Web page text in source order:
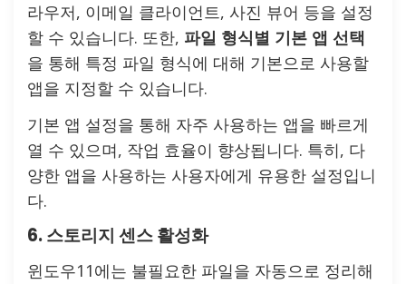
라우저, 이메일 클라이언트, 사진 뷰어 등을 설정
할 수 있습니다. 또한, 파일 형식별 기본 앱 선택
을 통해 특정 파일 형식에 대해 기본으로 사용할
앱을 지정할 수 있습니다.
기본 앱 설정을 통해 자주 사용하는 앱을 빠르게
열 수 있으며, 작업 효율이 향상됩니다. 특히, 다
양한 앱을 사용하는 사용자에게 유용한 설정입니
다.
6. 스토리지 센스 활성화
윈도우11에는 불필요한 파일을 자동으로 정리해